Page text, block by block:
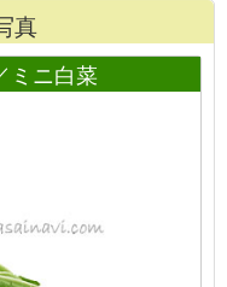
真
ミニ白菜